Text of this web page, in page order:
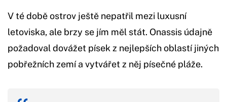
V té době ostrov ještě nepatřil mezi luxusní
letoviska, ale brzy se jím měl stát. Onassis údajně
požadoval dovážet písek z nejlepších oblastí jiných
pobřežních zemí a vytvářet z něj písečné pláže.